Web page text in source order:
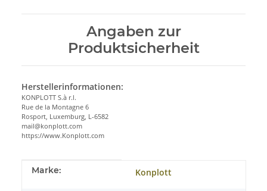
Angaben zur
Produktsicherheit
Herstellerinformationen:
KONPLOTT S.à r.l.
Rue de la Montagne 6
Rosport, Luxemburg, L-6582
mail@konplott.com
https://www.Konplott.com
Produkteigenschaft
Wert
Marke: Konplott